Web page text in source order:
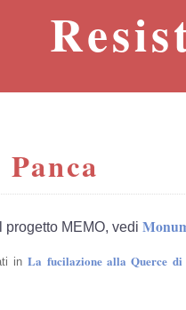
MEMO, vedi
inLa fucilazione alla Querce di